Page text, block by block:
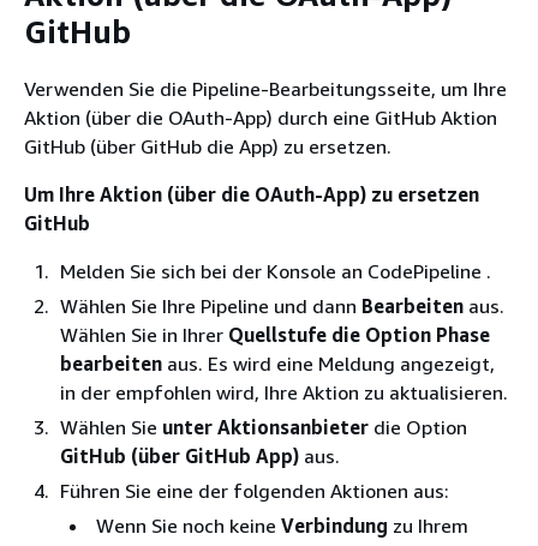
GitHub
Verwenden Sie die Pipeline-Bearbeitungsseite, um Ihre
Aktion (über die OAuth-App) durch eine GitHub Aktion
GitHub (über GitHub die App) zu ersetzen.
Um Ihre Aktion (über die OAuth-App) zu ersetzen
GitHub
Melden Sie sich bei der Konsole an CodePipeline .
Wählen Sie Ihre Pipeline und dann Bearbeiten aus.
Wählen Sie in Ihrer Quellstufe die Option Phase
bearbeiten aus. Es wird eine Meldung angezeigt,
in der empfohlen wird, Ihre Aktion zu aktualisieren.
Wählen Sie unter Aktionsanbieter die Option
GitHub (über GitHub App) aus.
Führen Sie eine der folgenden Aktionen aus:
Wenn Sie noch keine Verbindung zu Ihrem